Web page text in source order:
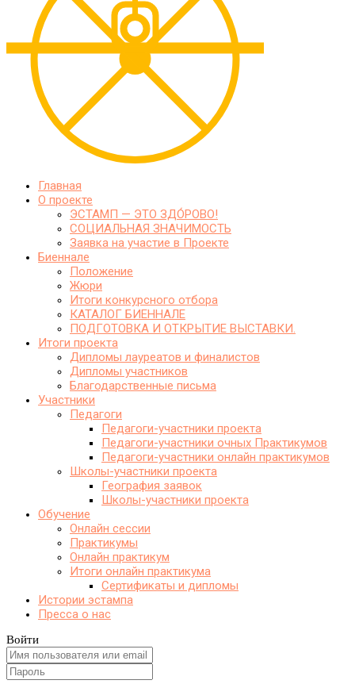
Главная
О проекте
ЭСТАМП — ЭТО ЗДО́РОВО!
СОЦИАЛЬНАЯ ЗНАЧИМОСТЬ
Заявка на участие в Проекте
Биеннале
Положение
Жюри
Итоги конкурсного отбора
КАТАЛОГ БИЕННАЛЕ
ПОДГОТОВКА И ОТКРЫТИЕ ВЫСТАВКИ.
Итоги проекта
Дипломы лауреатов и финалистов
Дипломы участников
Благодарственные письма
Участники
Педагоги
Педагоги-участники проекта
Педагоги-участники очных Практикумов
Педагоги-участники онлайн практикумов
Школы-участники проекта
География заявок
Школы-участники проекта
Обучение
Онлайн сессии
Практикумы
Онлайн практикум
Итоги онлайн практикума
Сертификаты и дипломы
Истории эстампа
Пресса о нас
Войти